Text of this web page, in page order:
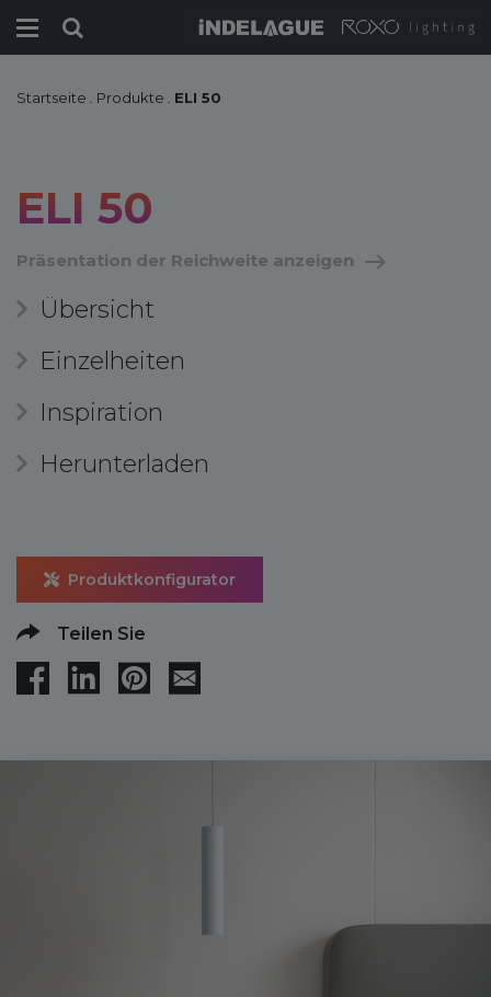
Startseite Produkte ELI 50
ELI 50
Präsentation der Reichweite anzeigen
Übersicht
Einzelheiten
Inspiration
Herunterladen
Produktkonfigurator
Teilen Sie